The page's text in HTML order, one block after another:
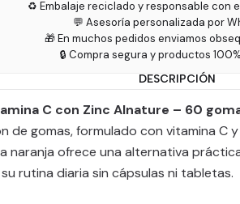
♻️ Embalaje reciclado y responsable con
💬 Asesoría personalizada por
🎁 En muchos pedidos enviamos
🔒 Compra segura y productos
DESCRIPCIÓN
C con Zinc Alnature – 60
de gomas, formulado con vitamina C
naranja ofrece una alternativa
rutina diaria sin cápsulas ni tabletas.